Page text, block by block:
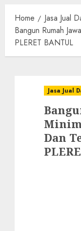
Home
Jasa Jual
Bangun Rumah
PLERET BANTUL
Jasa Jual
Dan